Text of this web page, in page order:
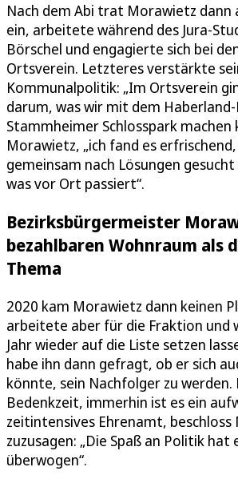
Nach dem Abi trat Morawietz dann
ein, arbeitete während des Jura-
Börschel und engagierte sich bei
Ortsverein. Letzteres verstärkte
Kommunalpolitik: „Im Ortsverein
darum, was wir mit dem
Stammheimer Schlosspark machen
Morawietz, „ich fand es
gemeinsam nach Lösungen
was vor Ort passiert“.
Bezirksbürgermeister
bezahlbaren Wohnraum als
Thema
2020 kam Morawietz dann keinen
arbeitete aber für die Fraktion und
Jahr wieder auf die Liste setzen
habe ihn dann gefragt, ob er sich
könnte, sein Nachfolger zu werden.
Bedenkzeit, immerhin ist es ein
zeitintensives Ehrenamt,
zuzusagen: „Die Spaß an Politik hat
überwogen“.